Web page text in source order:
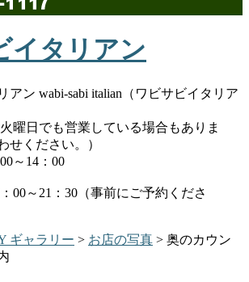
アン wabi-sabi italian（ワビサビイタリア
曜日でも営業している場合もありま
せください。）
～14：00
00～21：30（事前にご予約くださ
ギャラリー > お店の写真 > 奥のカウン